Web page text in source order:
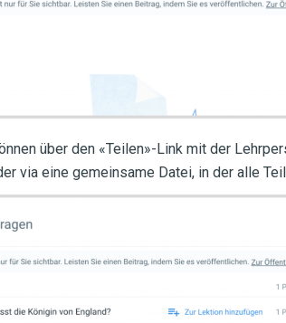
über den «Teilen»-Link mit der
via eine gemeinsame Datei, in der alle